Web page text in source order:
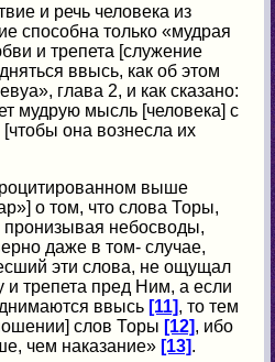
и речь человека из
способна только «мудрая
и трепета [служение
ввысь, как об этом
глава 2, и как сказано:
мудрую мысль [человека] с
она вознесла их
выше
о том, что слова Торы,
пронизывая небосводы,
даже в том- случае,
эти слова, не ощущал
трепета пред Ним, а если
ввысь [11], то тем
слов Торы [12], ибо
чем наказание» [13].